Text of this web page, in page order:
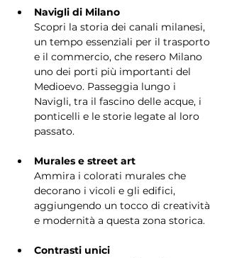
Navigli di Milano
Scopri la storia dei canali milanesi,
un tempo essenziali per il trasporto
e il commercio, che resero Milano
uno dei porti più importanti del
Medioevo. Passeggia lungo i
Navigli, tra il fascino delle acque, i
ponticelli e le storie legate al loro
passato.
Murales e street art
Ammira i colorati murales che
decorano i vicoli e gli edifici,
aggiungendo un tocco di creatività
e modernità a questa zona storica.
Contrasti unici